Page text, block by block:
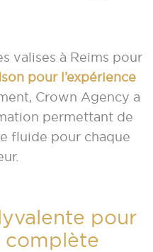
valises à Reims pour
pour l’expérience
Crown Agency a
permettant de
fluide pour chaque
pour
complète